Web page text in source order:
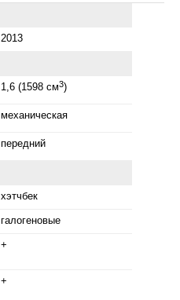
2013
1,6 (1598 см3)
механическая
передний
хэтчбек
галогеновые
+
+